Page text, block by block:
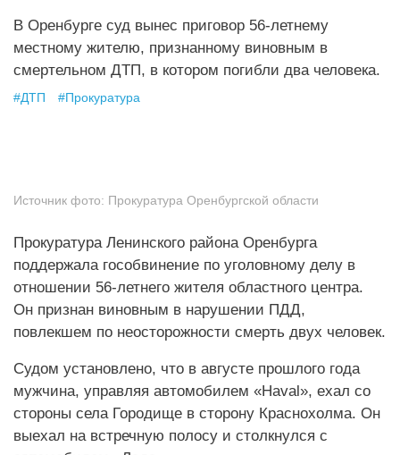
В Оренбурге суд вынес приговор 56-летнему
местному жителю, признанному виновным в
смертельном ДТП, в котором погибли два человека.
#ДТП #Прокуратура
Источник фото: Прокуратура Оренбургской области
Прокуратура Ленинского района Оренбурга
поддержала гособвинение по уголовному делу в
отношении 56-летнего жителя областного центра.
Он признан виновным в нарушении ПДД,
повлекшем по неосторожности смерть двух человек.
Судом установлено, что в августе прошлого года
мужчина, управляя автомобилем «Haval», ехал со
стороны села Городище в сторону Краснохолма. Он
выехал на встречную полосу и столкнулся с